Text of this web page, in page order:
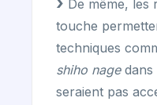
De même, les
touche
techniques
shiho nagedans
seraient pas